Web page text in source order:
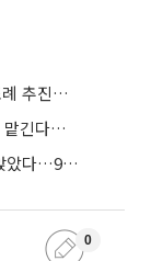
신현녀 용인시의원, 반딧불이 서식지 보호조례 추진…"개발과 생태 조화"
GH, 하남교산 상산곡 단지 공원설계 주민에 맡긴다…5만㎡ 녹지
이재준 수원시장, 시민 130명과 원탁 마주 앉았다…9월 비전선포 마지막 관문
0